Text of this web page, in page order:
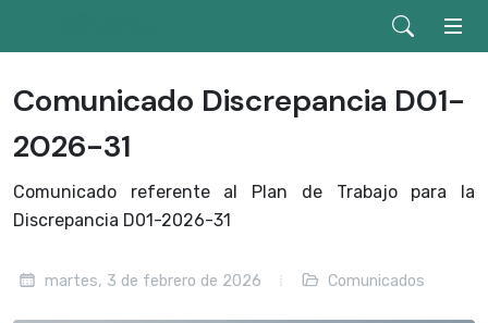
Comunicado Discrepancia D01-
2026-31
Comunicado referente al Plan de Trabajo para la
Discrepancia D01-2026-31
martes, 3 de febrero de 2026 Comunicados